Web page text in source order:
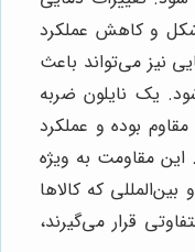
شکل و کاهش عملکرد
نیز می‌تواند باعث
یک نایلون ضربه
مقاوم بوده و عملکرد
مقاومت به ویژه
که کالاها
قرار می‌گیرند،